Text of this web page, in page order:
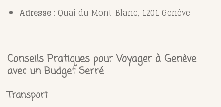
Adresse : Quai du Mont-Blanc, 1201 Genève
Conseils Pratiques pour Voyager à Genève
avec un Budget Serré
Transport